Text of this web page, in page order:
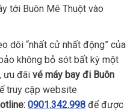
tới Buôn Mê Thuột vào
dõi “nhất cử nhất động” của
không bỏ sót bất kỳ một
ưu đãivé máy bay đi Buôn
truy cập website
0901.342.998 ​ để được